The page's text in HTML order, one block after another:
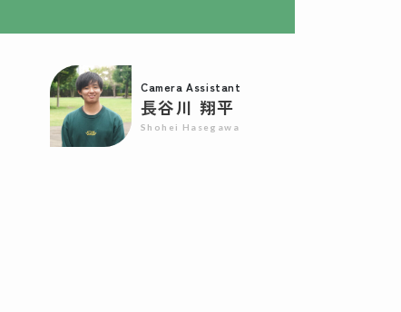
Camera Assistant
長谷川 翔平
Shohei Hasegawa